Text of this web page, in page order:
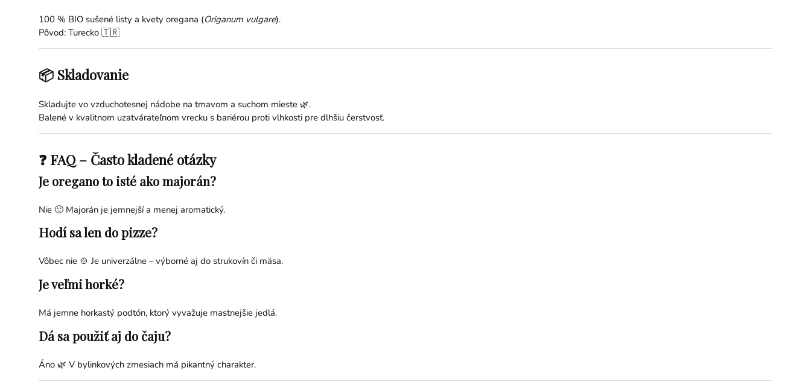
100 % BIO sušené listy a kvety oregana (Origanum vulgare).
Pôvod: Turecko 🇹🇷
📦 Skladovanie
Skladujte vo vzduchotesnej nádobe na tmavom a suchom mieste 🌿.
Balené v kvalitnom uzatvárateľnom vrecku s bariérou proti vlhkosti pre dlhšiu čerstvosť.
❓ FAQ – Často kladené otázky
Je oregano to isté ako majorán?
Nie 🙂 Majorán je jemnejší a menej aromatický.
Hodí sa len do pizze?
Vôbec nie 🍲 Je univerzálne – výborné aj do strukovín či mäsa.
Je veľmi horké?
Má jemne horkastý podtón, ktorý vyvažuje mastnejšie jedlá.
Dá sa použiť aj do čaju?
Áno 🌿 V bylinkových zmesiach má pikantný charakter.